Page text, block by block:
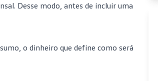
Desse modo, antes de incluir uma
o dinheiro que define como será